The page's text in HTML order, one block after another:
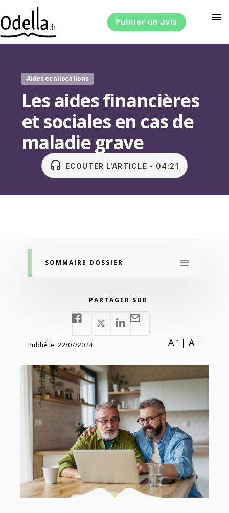
Publier un avis menu
Aides et allocations
Les aides financières
et sociales en cas de
maladie grave
headset ECOUTER L'ARTICLE - 04:21
SOMMAIRE DOSSIER
PARTAGER SUR
Publié le :22/07/2024 A - | A +